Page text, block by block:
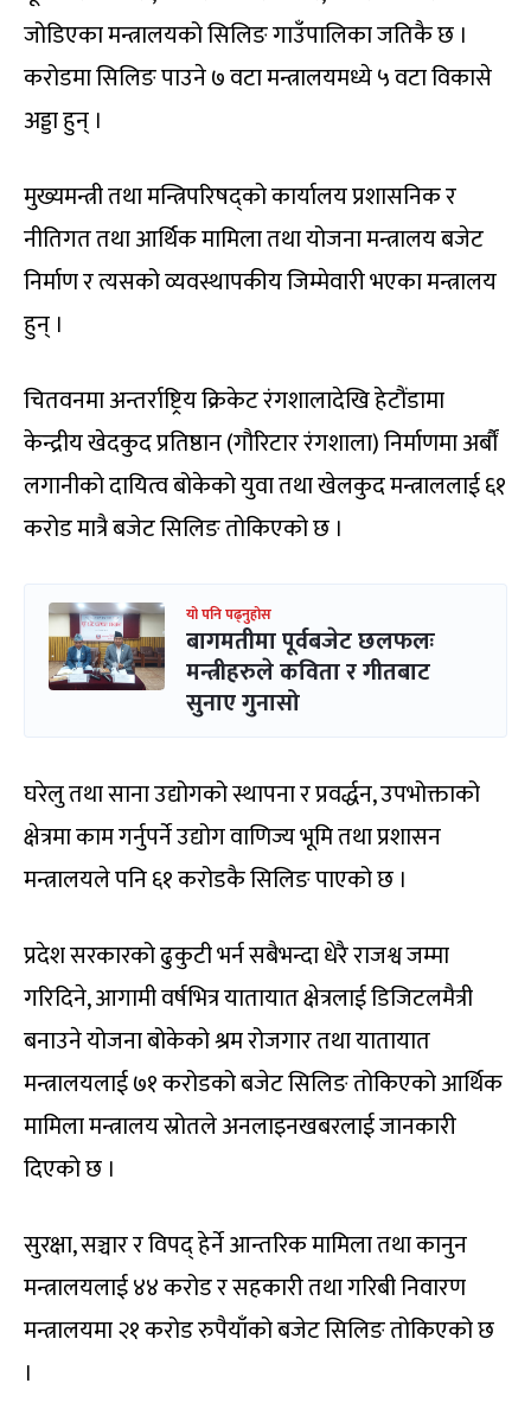
जोडिएका मन्त्रालयको सिलिङ गाउँपालिका जतिकै छ ।
करोडमा सिलिङ पाउने ७ वटा मन्त्रालयमध्ये ५ वटा विकासे
अड्डा हुन् ।
मुख्यमन्त्री तथा मन्त्रिपरिषद्को कार्यालय प्रशासनिक र
नीतिगत तथा आर्थिक मामिला तथा योजना मन्त्रालय बजेट
निर्माण र त्यसको व्यवस्थापकीय जिम्मेवारी भएका मन्त्रालय
हुन् ।
चितवनमा अन्तर्राष्ट्रिय क्रिकेट रंगशालादेखि हेटौंडामा
केन्द्रीय खेदकुद प्रतिष्ठान (गौरिटार रंगशाला) निर्माणमा अर्बौं
लगानीको दायित्व बोकेको युवा तथा खेलकुद मन्त्राललाई ६१
करोड मात्रै बजेट सिलिङ तोकिएको छ ।
यो पनि पढ्नुहोस
बागमतीमा पूर्वबजेट छलफलः
मन्त्रीहरुले कविता र गीतबाट
सुनाए गुनासो
घरेलु तथा साना उद्योगको स्थापना र प्रवर्द्धन, उपभोक्ताको
क्षेत्रमा काम गर्नुपर्ने उद्योग वाणिज्य भूमि तथा प्रशासन
मन्त्रालयले पनि ६१ करोडकै सिलिङ पाएको छ ।
प्रदेश सरकारको ढुकुटी भर्न सबैभन्दा धेरै राजश्व जम्मा
गरिदिने, आगामी वर्षभित्र यातायात क्षेत्रलाई डिजिटलमैत्री
बनाउने योजना बोकेको श्रम रोजगार तथा यातायात
मन्त्रालयलाई ७१ करोडको बजेट सिलिङ तोकिएको आर्थिक
मामिला मन्त्रालय स्रोतले अनलाइनखबरलाई जानकारी
दिएको छ ।
सुरक्षा, सञ्चार र विपद् हेर्ने आन्तरिक मामिला तथा कानुन
मन्त्रालयलाई ४४ करोड र सहकारी तथा गरिबी निवारण
मन्त्रालयमा २१ करोड रुपैयाँको बजेट सिलिङ तोकिएको छ
।